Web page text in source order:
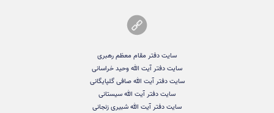
سایت دفتر مقام معظم رهبری
سایت دفتر آیت الله وحید خراسانی
سایت دفتر آیت الله صافی گلپایگانی
سایت دفتر آیت الله سیستانی
سایت دفتر آیت الله شبیری زنجانی